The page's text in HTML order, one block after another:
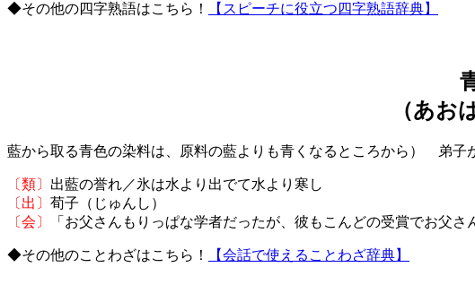
◆その他の四字熟語はこちら！ 【スピーチに役立つ四字熟語辞典】
（あお
藍から取る青色の染料は、原料の藍よりも青くなるところから） 弟子
〔類〕 出藍の誉れ／氷は水より出でて水より寒し
〔出〕 荀子（じゅんし）
〔会〕
「お父さんもりっぱな学者だったが、彼もこんどの受賞でお父
◆その他のことわざはこちら！ 【会話で使えることわざ辞典】